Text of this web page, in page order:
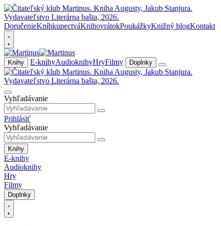
DoručenieKníhkupectváKnihovrátokPoukážkyKnižný blogKontakt
Knihy E-knihyAudioknihyHryFilmy Doplnky
Vyhľadávanie
Prihlásiť
Vyhľadávanie
Knihy
E-knihy
Audioknihy
Hry
Filmy
Doplnky